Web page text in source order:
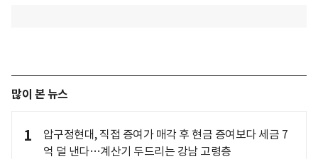
많이 본 뉴스
1
압구정현대, 직접 증여가 매각 후 현금 증여보다 세금 7
억 덜 낸다…계산기 두드리는 강남 고령층